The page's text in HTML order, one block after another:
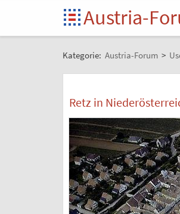
Austria-
Kategorie: Austria-Forum >
Retz in